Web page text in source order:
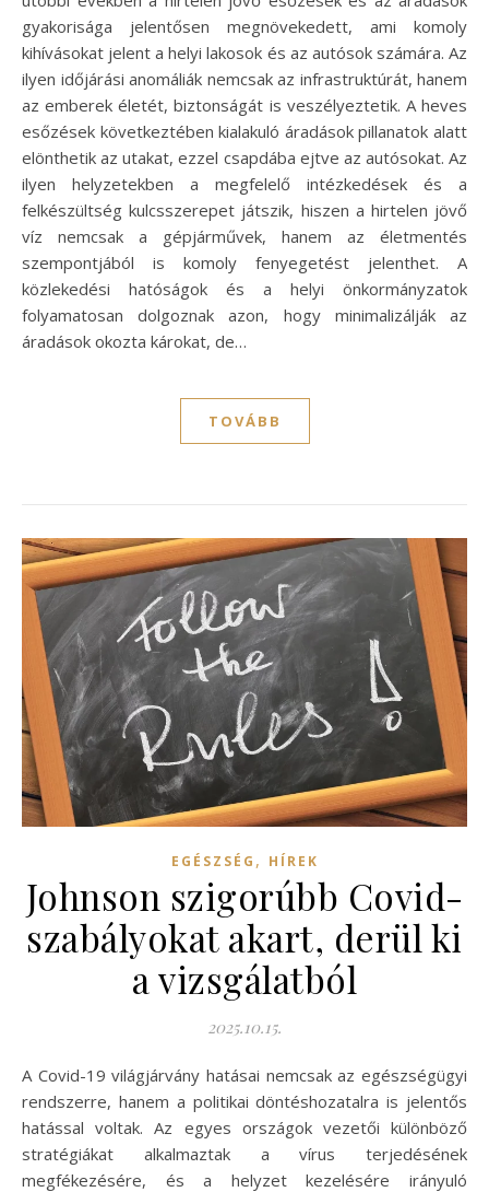
gyakorisága jelentősen megnövekedett, ami komoly
kihívásokat jelent a helyi lakosok és az autósok számára. Az
ilyen időjárási anomáliák nemcsak az infrastruktúrát, hanem
az emberek életét, biztonságát is veszélyeztetik. A heves
esőzések következtében kialakuló áradások pillanatok alatt
elönthetik az utakat, ezzel csapdába ejtve az autósokat. Az
ilyen helyzetekben a megfelelő intézkedések és a
felkészültség kulcsszerepet játszik, hiszen a hirtelen jövő
víz nemcsak a gépjárművek, hanem az életmentés
szempontjából is komoly fenyegetést jelenthet. A
közlekedési hatóságok és a helyi önkormányzatok
folyamatosan dolgoznak azon, hogy minimalizálják az
áradások okozta károkat, de…
TOVÁBB
EGÉSZSÉG , HÍREK
Johnson szigorúbb Covid-
szabályokat akart, derül ki
a vizsgálatból
2025.10.15.
A Covid-19 világjárvány hatásai nemcsak az egészségügyi
rendszerre, hanem a politikai döntéshozatalra is jelentős
hatással voltak. Az egyes országok vezetői különböző
stratégiákat alkalmaztak a vírus terjedésének
megfékezésére, és a helyzet kezelésére irányuló